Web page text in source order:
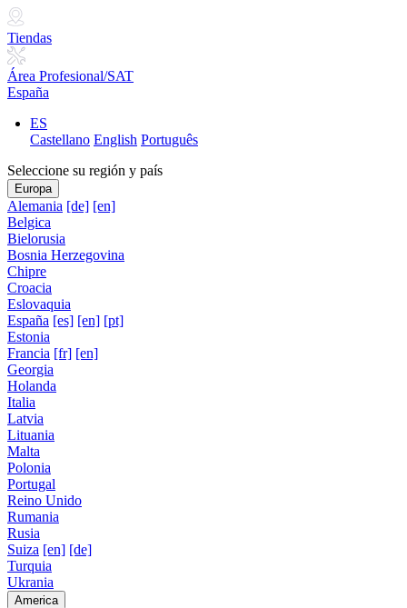
Tiendas
Área Profesional/SAT
España
ES
Castellano English Português
Seleccione su región y país
Europa
Alemania [de] [en]
Belgica
Bielorusia
Bosnia Herzegovina
Chipre
Croacia
Eslovaquia
España [es] [en] [pt]
Estonia
Francia [fr] [en]
Georgia
Holanda
Italia
Latvia
Lituania
Malta
Polonia
Portugal
Reino Unido
Rumania
Rusia
Suiza [en] [de]
Turquia
Ukrania
America